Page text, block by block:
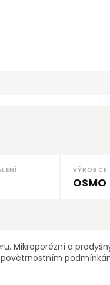
VÝROBCE
OSMO
Mikroporézní a